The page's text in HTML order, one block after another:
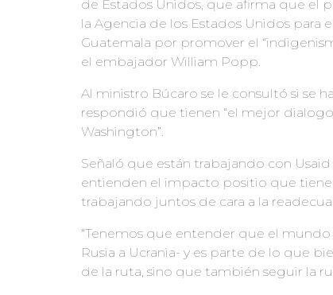
de Estados Unidos, que afirma que el
la Agencia de los Estados Unidos para
Guatemala por promover el
el embajador William Popp.
Al ministro Búcaro se le consultó si se
respondió que tienen “el mejor
Washington”.
Señaló que están trabajando con
entienden el impacto positio que
trabajando juntos de cara a la
“Tenemos que entender que el
Rusia a Ucrania- y es parte de lo que
de la ruta, sino que también seguir la